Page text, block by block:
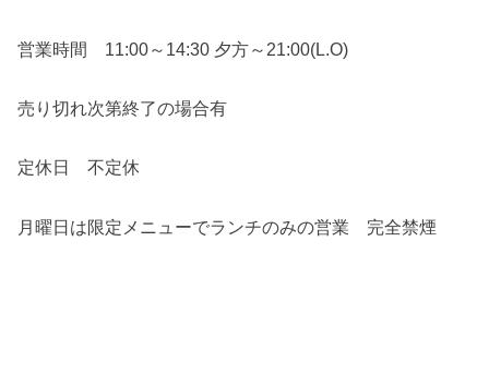
営業時間 11:00～14:30 夕方～21:00(L.O)
売り切れ次第終了の場合有
定休日 不定休
月曜日は限定メニューでランチのみの営業 完全禁煙